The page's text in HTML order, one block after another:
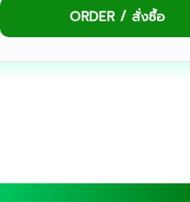
ORDER / สั่งซื้อ